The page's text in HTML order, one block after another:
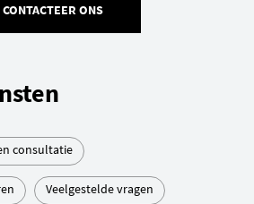
CONTACTEER ONS
consultatie
Veelgestelde vragen